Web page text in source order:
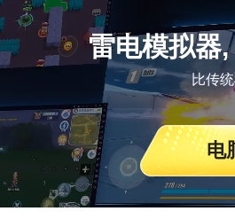
雷电模拟器
比传
电